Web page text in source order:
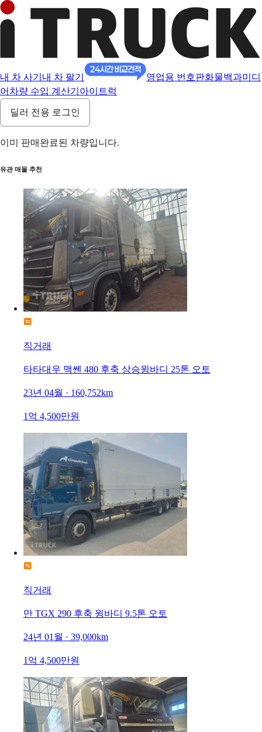
내 차 사기 내 차 팔기 영업용 번호판화물백과미디
어 차량 수입 계산기 아이트럭
딜러 전용 로그인
이미 판매완료된 차량입니다.
유관 매물 추천
직거래
타타대우 맥쎈 480 후축 상승윙바디 25톤 오토
23년 04월 · 160,752km
1억 4,500만원
직거래
만 TGX 290 후축 윙바디 9.5톤 오토
24년 01월 · 39,000km
1억 4,500만원